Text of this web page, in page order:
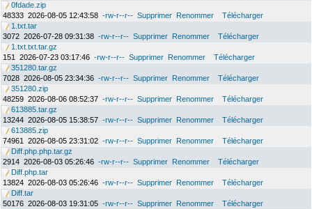
0fdade.zip
48333 2026-08-05 12:43:58 -rw-r--r-- Supprimer Renommer
Télécharger
1.txt.tar
3072 2026-07-28 09:31:38 -rw-r--r-- Supprimer Renommer
Télécharger
1.txt.txt.tar.gz
151
2026-07-23 03:17:46 -rw-r--r-- Supprimer Renommer
Télécharger
351280.tar.gz
7028 2026-08-05 23:34:36 -rw-r--r-- Supprimer Renommer
Télécharger
351280.zip
48259 2026-08-06 08:52:37 -rw-r--r-- Supprimer Renommer
Télécharger
613885.tar.gz
13244 2026-08-05 15:38:57 -rw-r--r-- Supprimer Renommer
Télécharger
613885.zip
74961
2026-08-05 23:31:02 -rw-r--r-- Supprimer Renommer
Télécharger
Diff.php.php.tar.gz
2914 2026-08-03 05:26:46 -rw-r--r-- Supprimer Renommer
Télécharger
Diff.php.tar
13824 2026-08-03 05:26:46 -rw-r--r-- Supprimer Renommer
Télécharger
Diff.tar
50176 2026-08-03 19:31:05 -rw-r--r-- Supprimer Renommer
Télécharger